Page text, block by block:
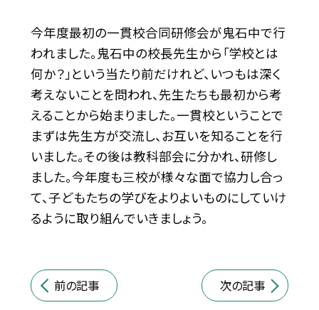
今年度最初の一貫校合同研修会が鬼石中で行
われました。鬼石中の校長先生から「学校とは
何か？」という当たり前だけれど、いつもは深く
考えないことを問われ、先生たちも最初から考
えることから始まりました。一貫校ということで
まずは先生方が交流し、お互いを知ることを行
いました。その後は教科部会に分かれ、研修し
ました。今年度も三校が様々な面で協力し合っ
て、子どもたちの学びをよりよいものにしていけ
るように取り組んでいきましょう。
前の記事 次の記事